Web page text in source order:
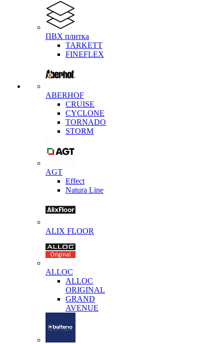
ПВХ плитка
TARKETT
FINEFLEX
ABERHOF
CRUISE
CYCLONE
TORNADO
STORM
AGT
Effect
Natura Line
ALIX FLOOR
ALLOC
ALLOC
ORIGINAL
GRAND
AVENUE